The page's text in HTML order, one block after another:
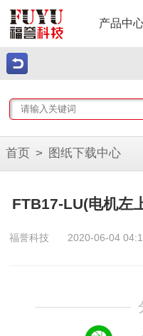
产品中
首页 > 图纸下载中心
FTB17-LU(电机左
福誉科技 2020-06-04